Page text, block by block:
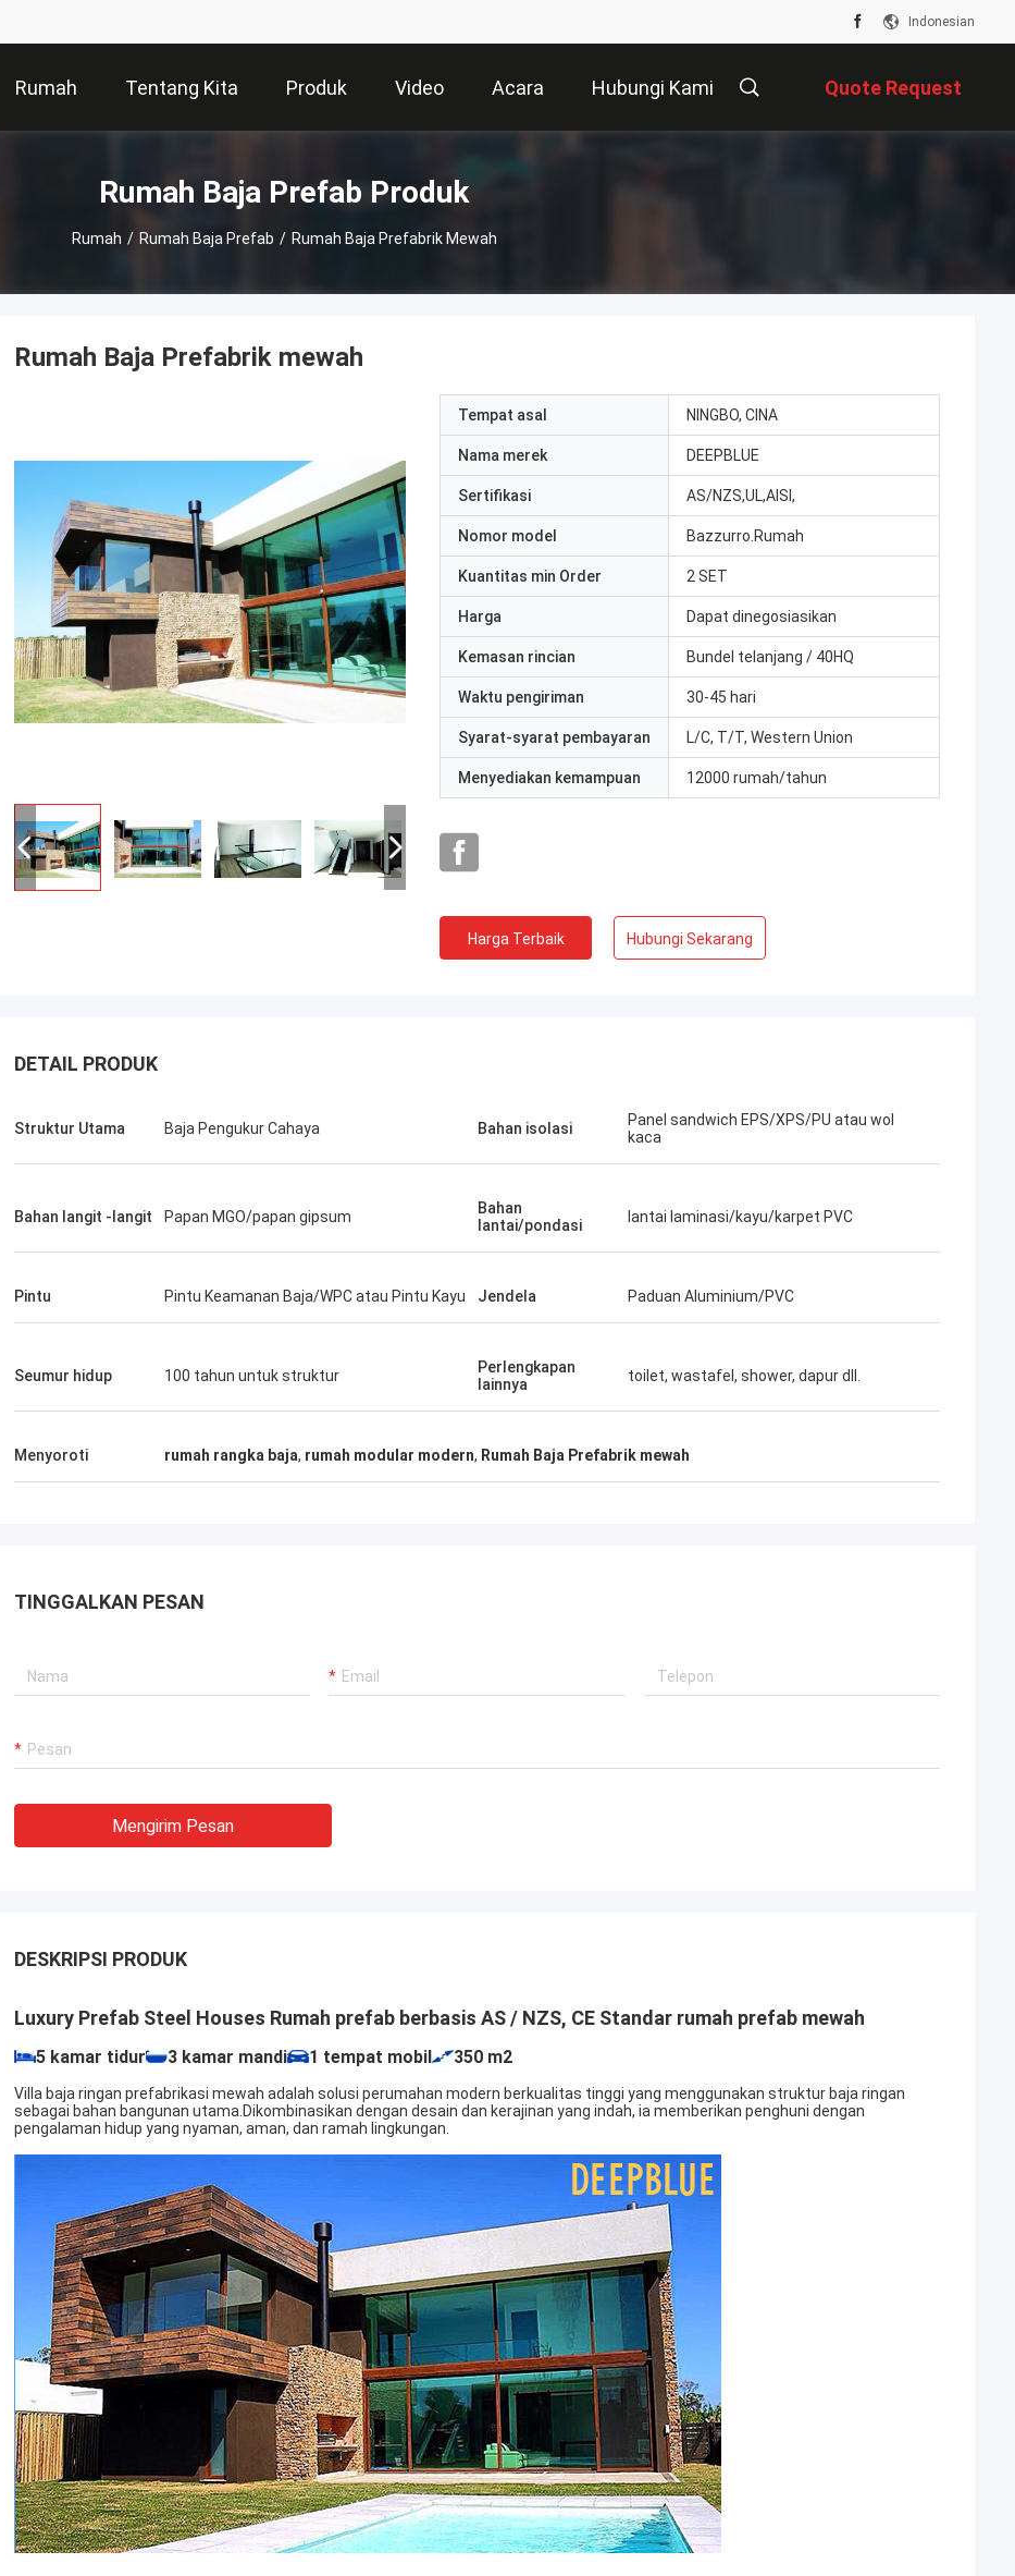
Indonesian
Rumah Tentang Kita Produk Video Acara Hubungi Kami Quote Request
Rumah Baja Prefab Produk
Rumah / Rumah Baja Prefab / Rumah Baja Prefabrik Mewah
yang mencari solusi perumahan
berbingkai baja yang dapat dikirim ke
Gary
bertanggung jawab, saya percaya mereka.
Bob
Sungguh tim yang luar biasa, saya senang
Rumah Baja Prefabrik mewah
Tempat asal NINGBO, CINA
Nama merek DEEPBLUE
Sertifikasi AS/NZS,UL,AISI,
Nomor model Bazzurro.Rumah
Kuantitas min Order 2 SET
Harga Dapat dinegosiasikan
Kemasan rincian Bundel telanjang / 40HQ
Waktu pengiriman 30-45 hari
Syarat-syarat pembayaran L/C, T/T, Western Union
Menyediakan kemampuan 12000 rumah/tahun
Harga Terbaik Hubungi Sekarang
DETAIL PRODUK
Struktur Utama Baja Pengukur Cahaya Bahan isolasi
Panel sandwich EPS/XPS/PU atau wol
kaca
Bahan langit -langit Papan MGO/papan gipsum
Bahan
lantai/pondasi
lantai laminasi/kayu/karpet PVC
Pintu Pintu Keamanan Baja/WPC atau Pintu Kayu Jendela Paduan Aluminium/PVC
Seumur hidup 100 tahun untuk struktur
Perlengkapan
lainnya
toilet, wastafel, shower, dapur dll.
Menyoroti rumah rangka baja, rumah modular modern, Rumah Baja Prefabrik mewah
TINGGALKAN PESAN
Mengirim Pesan
DESKRIPSI PRODUK
Luxury Prefab Steel Houses Rumah prefab berbasis AS / NZS, CE Standar rumah prefab mewah
5 kamar tidur 3 kamar mandi 1 tempat mobil 350 m2
Villa baja ringan prefabrikasi mewah adalah solusi perumahan modern berkualitas tinggi yang menggunakan struktur baja ringan
sebagai bahan bangunan utama.Dikombinasikan dengan desain dan kerajinan yang indah, ia memberikan penghuni dengan
pengalaman hidup yang nyaman, aman, dan ramah lingkungan.